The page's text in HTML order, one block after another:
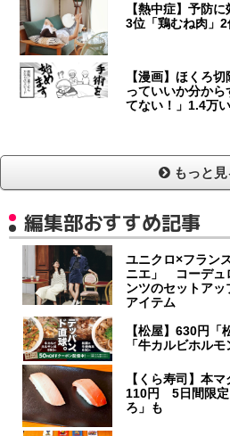
【熱中症】予防
3位「鶏むね肉」
【漫画】ほくろ
っていいか分か
てない！」1.4万
もっと見
編集部おすすめ記事
ユニクロ×フラン
ニエ」 コーデュ
ンツのセットア
アイテム
【松屋】630円
「牛カルビホル
【くら寿司】本
110円 5日間限
ろ」も